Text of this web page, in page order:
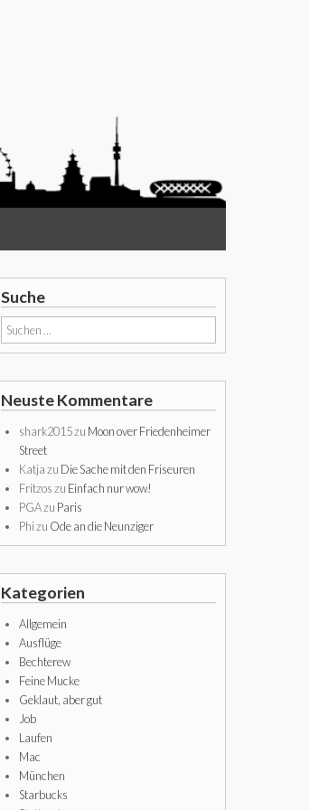
Suche
Suchen
nach:
Neuste Kommentare
shark2015zu Moon over Friedenheimer
Street
Katjazu Die Sache mit den Friseuren
Fritzoszu Einfach nur wow!
PGAzu Paris
Phizu Ode an die Neunziger
Kategorien
Allgemein
Ausflüge
Bechterew
Feine Mucke
Geklaut, aber gut
Job
Laufen
Mac
München
Starbucks